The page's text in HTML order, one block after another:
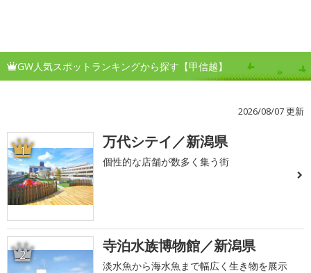
GW人気スポットランキングから探す【甲信越】
2026/08/07 更新
1 万代シテイ／新潟県
個性的な店舗が数多く集う街
2 寺泊水族博物館／新潟県
淡水魚から海水魚まで幅広く生き物を展示